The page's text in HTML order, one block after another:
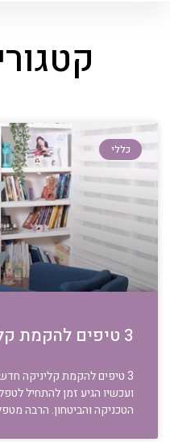
כללי
3 טיפים להקמת קליניקה חדשה
3 טיפים להקמת קליניקה
ועכשיו הגיע זמן להתחיל
הטכניקה והביטחון. הרבה